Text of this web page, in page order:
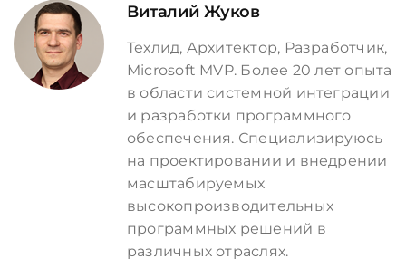
Виталий Жуков
Техлид, Архитектор, Разработчик,
Microsoft MVP. Более 20 лет опыта
в области системной интеграции
и разработки программного
обеспечения. Специализируюсь
на проектировании и внедрении
масштабируемых
высокопроизводительных
программных решений в
различных отраслях.